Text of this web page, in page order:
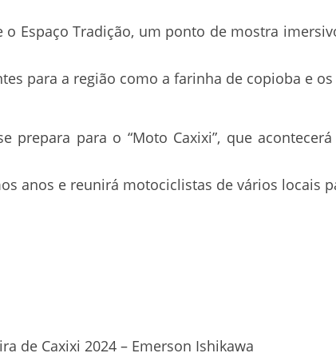
Espaço Tradição, um ponto de mostra
para a região como a farinha de copioba e
prepara para o “Moto Caxixi”, que
anos e reunirá motociclistas de vários locais
de Caxixi 2024 – Emerson Ishikawa